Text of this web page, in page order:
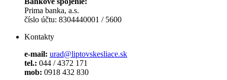
Prima banka, a.s.
číslo účtu: 8304440001 / 5600
Kontakty
e-mail: urad@liptovskesliace.sk
tel.: 044 / 4372 171
mob: 0918 432 830